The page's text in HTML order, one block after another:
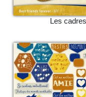
Les cadres